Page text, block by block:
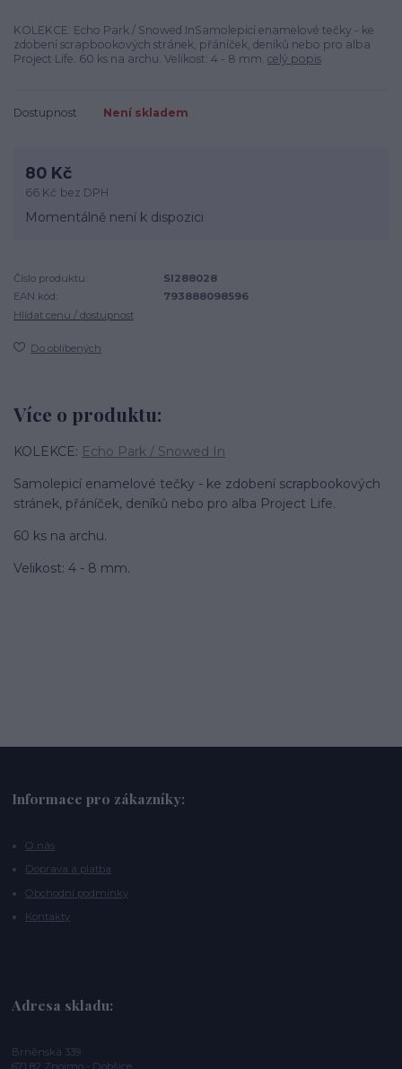
KOLEKCE: Echo Park / Snowed InSamolepicí enamelové tečky - ke
zdobení scrapbookových stránek, přáníček, deníků nebo pro alba
Project Life. 60 ks na archu. Velikost: 4 - 8 mm. celý popis
Dostupnost Není skladem
80 Kč
66 Kč bez DPH
Momentálně není k dispozici
Číslo produktu:
SI288028
EAN kód:
793888098596
Hlídat cenu / dostupnost
Do oblíbených
Více o produktu:
KOLEKCE: Echo Park / Snowed In
Samolepicí enamelové tečky - ke zdobení scrapbookových
stránek, přáníček, deníků nebo pro alba Project Life.
60 ks na archu.
Velikost: 4 - 8 mm.
Informace pro zákazníky:
O nás
Doprava a platba
Obchodní podmínky
Kontakty
Adresa skladu:
Brněnská 339
671 82 Znojmo - Dobšice